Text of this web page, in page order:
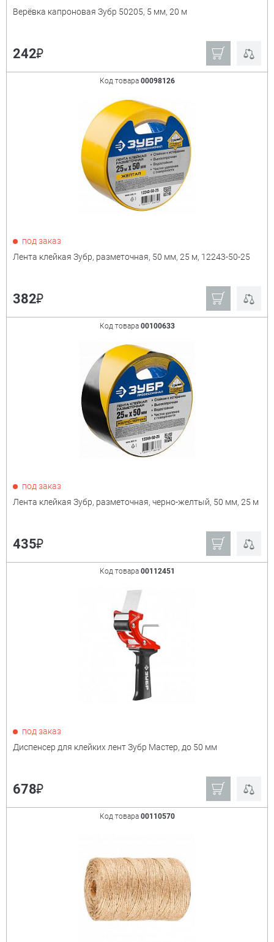
Верёвка капроновая Зубр 50205, 5 мм, 20 м
242₽
Код товара 00098126
под заказ
Лента клейкая Зубр, разметочная, 50 мм, 25 м, 12243-50-25
382₽
Код товара 00100633
под заказ
Лента клейкая Зубр, разметочная, черно-желтый, 50 мм, 25 м
435₽
Код товара 00112451
под заказ
Диспенсер для клейких лент Зубр Мастер, до 50 мм
678₽
Код товара 00110570